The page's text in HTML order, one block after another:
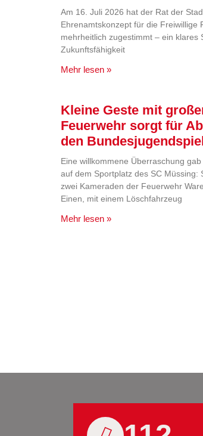
Am 16. Juli 2026 hat der Rat der
Ehrenamtskonzept für die Freiwillige
mehrheitlich zugestimmt – ein klares
Zukunftsfähigkeit
Mehr lesen »
Kleine Geste mit
Feuerwehr sorgt für
den
Eine willkommene Überraschung
auf dem Sportplatz des SC Müssing:
zwei Kameraden der Feuerwehr
Einen, mit einem Löschfahrzeug
Mehr lesen »